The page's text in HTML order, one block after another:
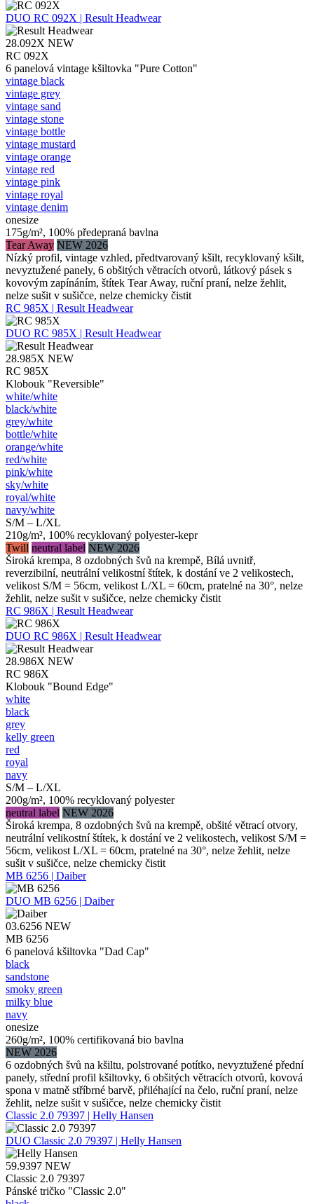
DUO RC 092X | Result Headwear
28.092X NEW
RC 092X
6 panelová vintage kšiltovka "Pure Cotton"
vintage black
vintage grey
vintage sand
vintage stone
vintage bottle
vintage mustard
vintage orange
vintage red
vintage pink
vintage royal
vintage denim
onesize
175g/m², 100% předepraná bavlna
Tear Away NEW 2026
Nízký profil, vintage vzhled, předtvarovaný kšilt, recyklovaný kšilt,
nevyztužené panely, 6 obšitých větracích otvorů, látkový pásek s
kovovým zapínáním, štítek Tear Away, ruční praní, nelze žehlit,
nelze sušit v sušičce, nelze chemicky čistit
RC 985X | Result Headwear
DUO RC 985X | Result Headwear
28.985X NEW
RC 985X
Klobouk "Reversible"
white/​white
black/​white
grey/​white
bottle/​white
orange/​white
red/​white
pink/​white
sky/​white
royal/​white
navy/​white
S/M – L/XL
210g/m², 100% recyklovaný polyester-kepr
Twill neutral label NEW 2026
Široká krempa, 8 ozdobných švů na krempě, Bílá uvnitř,
reverzibilní, neutrální velikostní štítek, k dostání ve 2 velikostech,
velikost S/M = 56cm, velikost L/XL = 60cm, pratelné na 30°, nelze
žehlit, nelze sušit v sušičce, nelze chemicky čistit
RC 986X | Result Headwear
DUO RC 986X | Result Headwear
28.986X NEW
RC 986X
Klobouk "Bound Edge"
white
black
grey
kelly green
red
royal
navy
S/M – L/XL
200g/m², 100% recyklovaný polyester
neutral label NEW 2026
Široká krempa, 8 ozdobných švů na krempě, obšité větrací otvory,
neutrální velikostní štítek, k dostání ve 2 velikostech, velikost S/M =
56cm, velikost L/XL = 60cm, pratelné na 30°, nelze žehlit, nelze
sušit v sušičce, nelze chemicky čistit
MB 6256 | Daiber
DUO MB 6256 | Daiber
03.6256 NEW
MB 6256
6 panelová kšiltovka "Dad Cap"
black
sandstone
smoky green
milky blue
navy
onesize
260g/m², 100% certifikovaná bio bavlna
NEW 2026
6 ozdobných švů na kšiltu, polstrované potítko, nevyztužené přední
panely, střední profil kšiltovky, 6 obšitých větracích otvorů, kovová
spona v matně stříbrné barvě, přiléhající na čelo, ruční praní, nelze
žehlit, nelze sušit v sušičce, nelze chemicky čistit
Classic 2.0 79397 | Helly Hansen
DUO Classic 2.0 79397 | Helly Hansen
59.9397 NEW
Classic 2.0 79397
Pánské tričko "Classic 2.0"